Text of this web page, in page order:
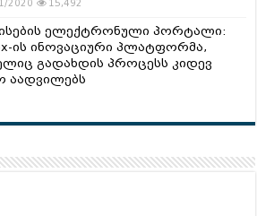
2020 15,492
ელექტრონული პორტალი:
ის ინოვაციური პლატფორმა,
გადახდის პროცესს კიდევ
აადვილებს